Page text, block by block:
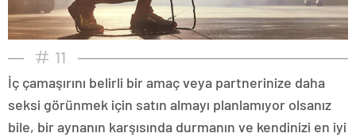
11
İç çamaşırını belirli bir amaç veya partnerinize daha
seksi görünmek için satın almayı planlamıyor olsanız
bile, bir aynanın karşısında durmanın ve kendinizi en iyi